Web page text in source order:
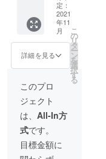
レッチ
ベル
ト･･･2
真は本
体カ
含む
3個 ・
カラビ
ナ付き
スト
レッチ
ベル
真は本
体カ
ラーピ
ンクも
含む
※CAMP
FIRE限
定商
品・限
定カ
ラーで
す。 デ
ラック
スタイ
プは
スーツ
ケース
２つに
付属品
を常設
できる
定：
2021
年11
月
詳細を見る
こ
の
リ
タ
ー
ン
を
選
択
す
る
このプロ
ジェクト
は、 All-In方
式です。
目標金額に